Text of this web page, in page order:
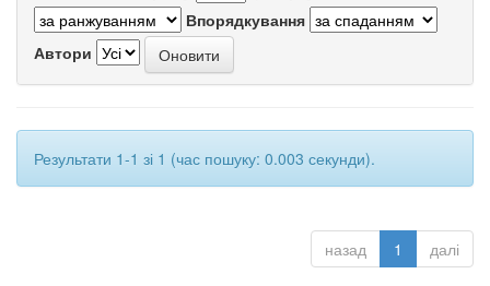
Впорядкування
Автори
Результати 1-1 зі 1 (час пошуку: 0.003 секунди).
назад 1 далі